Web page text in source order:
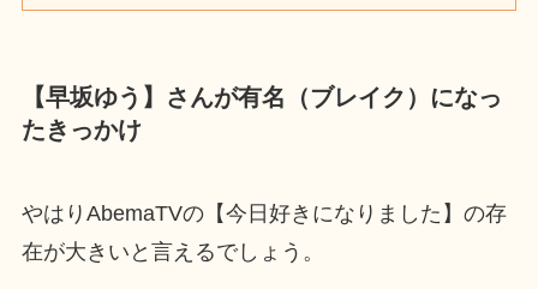
【早坂ゆう】さんが有名（ブレイク）になっ
たきっかけ
やはりAbemaTVの【今日好きになりました】の存
在が大きいと言えるでしょう。